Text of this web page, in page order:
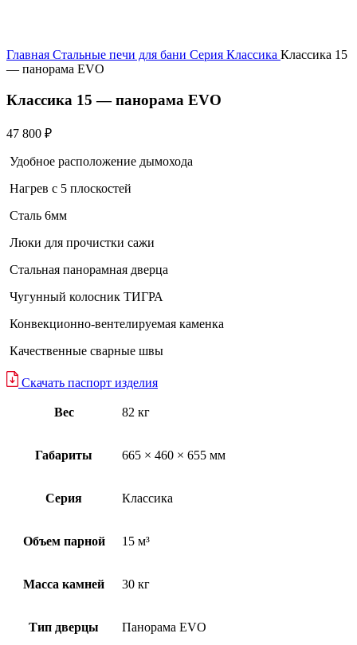
Главная Стальные печи для бани Серия Классика Классика 15
— панорама EVO
Классика 15 — панорама EVO
47 800 ₽
Удобное расположение дымохода
Нагрев с 5 плоскостей
Сталь 6мм
Люки для прочистки сажи
Стальная панорамная дверца
Чугунный колосник ТИГРА
Конвекционно-вентелируемая каменка
Качественные сварные швы
Скачать паспорт изделия
Вес 82 кг
Габариты 665 × 460 × 655 мм
Серия Классика
Объем парной 15 м³
Масса камней 30 кг
Тип дверцы Панорама EVO